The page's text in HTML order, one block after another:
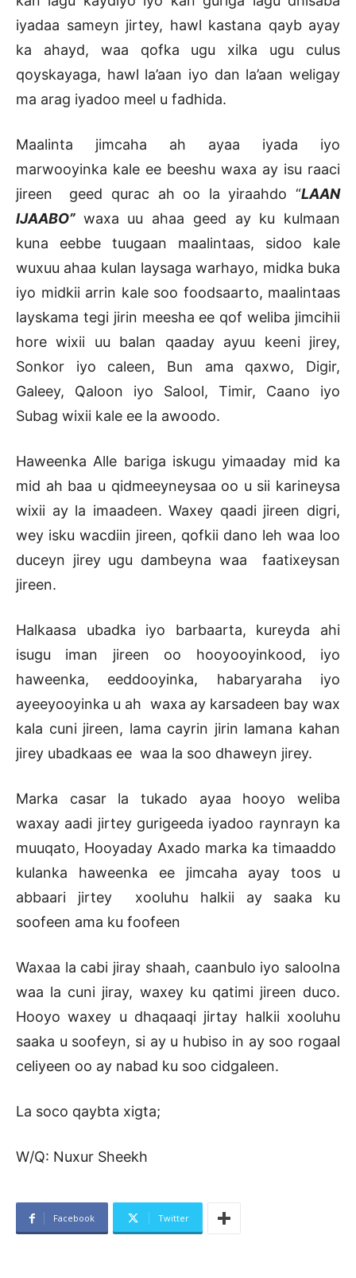
iyadaa sameyn jirtey, hawl kastana qayb ayay
ka ahayd, waa qofka ugu xilka ugu culus
qoyskayaga, hawl la’aan iyo dan la’aan weligay
ma arag iyadoo meel u fadhida.
Maalinta jimcaha ah ayaa iyada iyo
marwooyinka kale ee beeshu waxa ay isu raaci
jireen geed qurac ah oo la yiraahdo “LAAN
IJAABO” waxa uu ahaa geed ay ku kulmaan
kuna eebbe tuugaan maalintaas, sidoo kale
wuxuu ahaa kulan laysaga warhayo, midka buka
iyo midkii arrin kale soo foodsaarto, maalintaas
layskama tegi jirin meesha ee qof weliba jimcihii
hore wixii uu balan qaaday ayuu keeni jirey,
Sonkor iyo caleen, Bun ama qaxwo, Digir,
Galeey, Qaloon iyo Salool, Timir, Caano iyo
Subag wixii kale ee la awoodo.
Haweenka Alle bariga iskugu yimaaday mid ka
mid ah baa u qidmeeyneysaa oo u sii karineysa
wixii ay la imaadeen. Waxey qaadi jireen digri,
wey isku wacdiin jireen, qofkii dano leh waa loo
duceyn jirey ugu dambeyna waa faatixeysan
jireen.
Halkaasa ubadka iyo barbaarta, kureyda ahi
isugu iman jireen oo hooyooyinkood, iyo
haweenka, eeddooyinka, habaryaraha iyo
ayeeyooyinka u ah waxa ay karsadeen bay wax
kala cuni jireen, lama cayrin jirin lamana kahan
jirey ubadkaas ee waa la soo dhaweyn jirey.
Marka casar la tukado ayaa hooyo weliba
waxay aadi jirtey gurigeeda iyadoo raynrayn ka
muuqato, Hooyaday Axado marka ka timaaddo
kulanka haweenka ee jimcaha ayay toos u
abbaari jirtey xooluhu halkii ay saaka ku
soofeen ama ku foofeen
Waxaa la cabi jiray shaah, caanbulo iyo saloolna
waa la cuni jiray, waxey ku qatimi jireen duco.
Hooyo waxey u dhaqaaqi jirtay halkii xooluhu
saaka u soofeyn, si ay u hubiso in ay soo rogaal
celiyeen oo ay nabad ku soo cidgaleen.
La soco qaybta xigta;
W/Q: Nuxur Sheekh
Facebook Twitter